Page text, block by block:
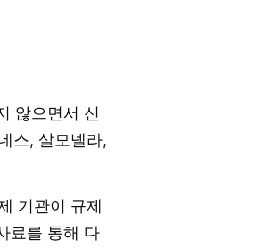
않으면서 신
스, 살모넬라,
기관이 규제
료를 통해 다